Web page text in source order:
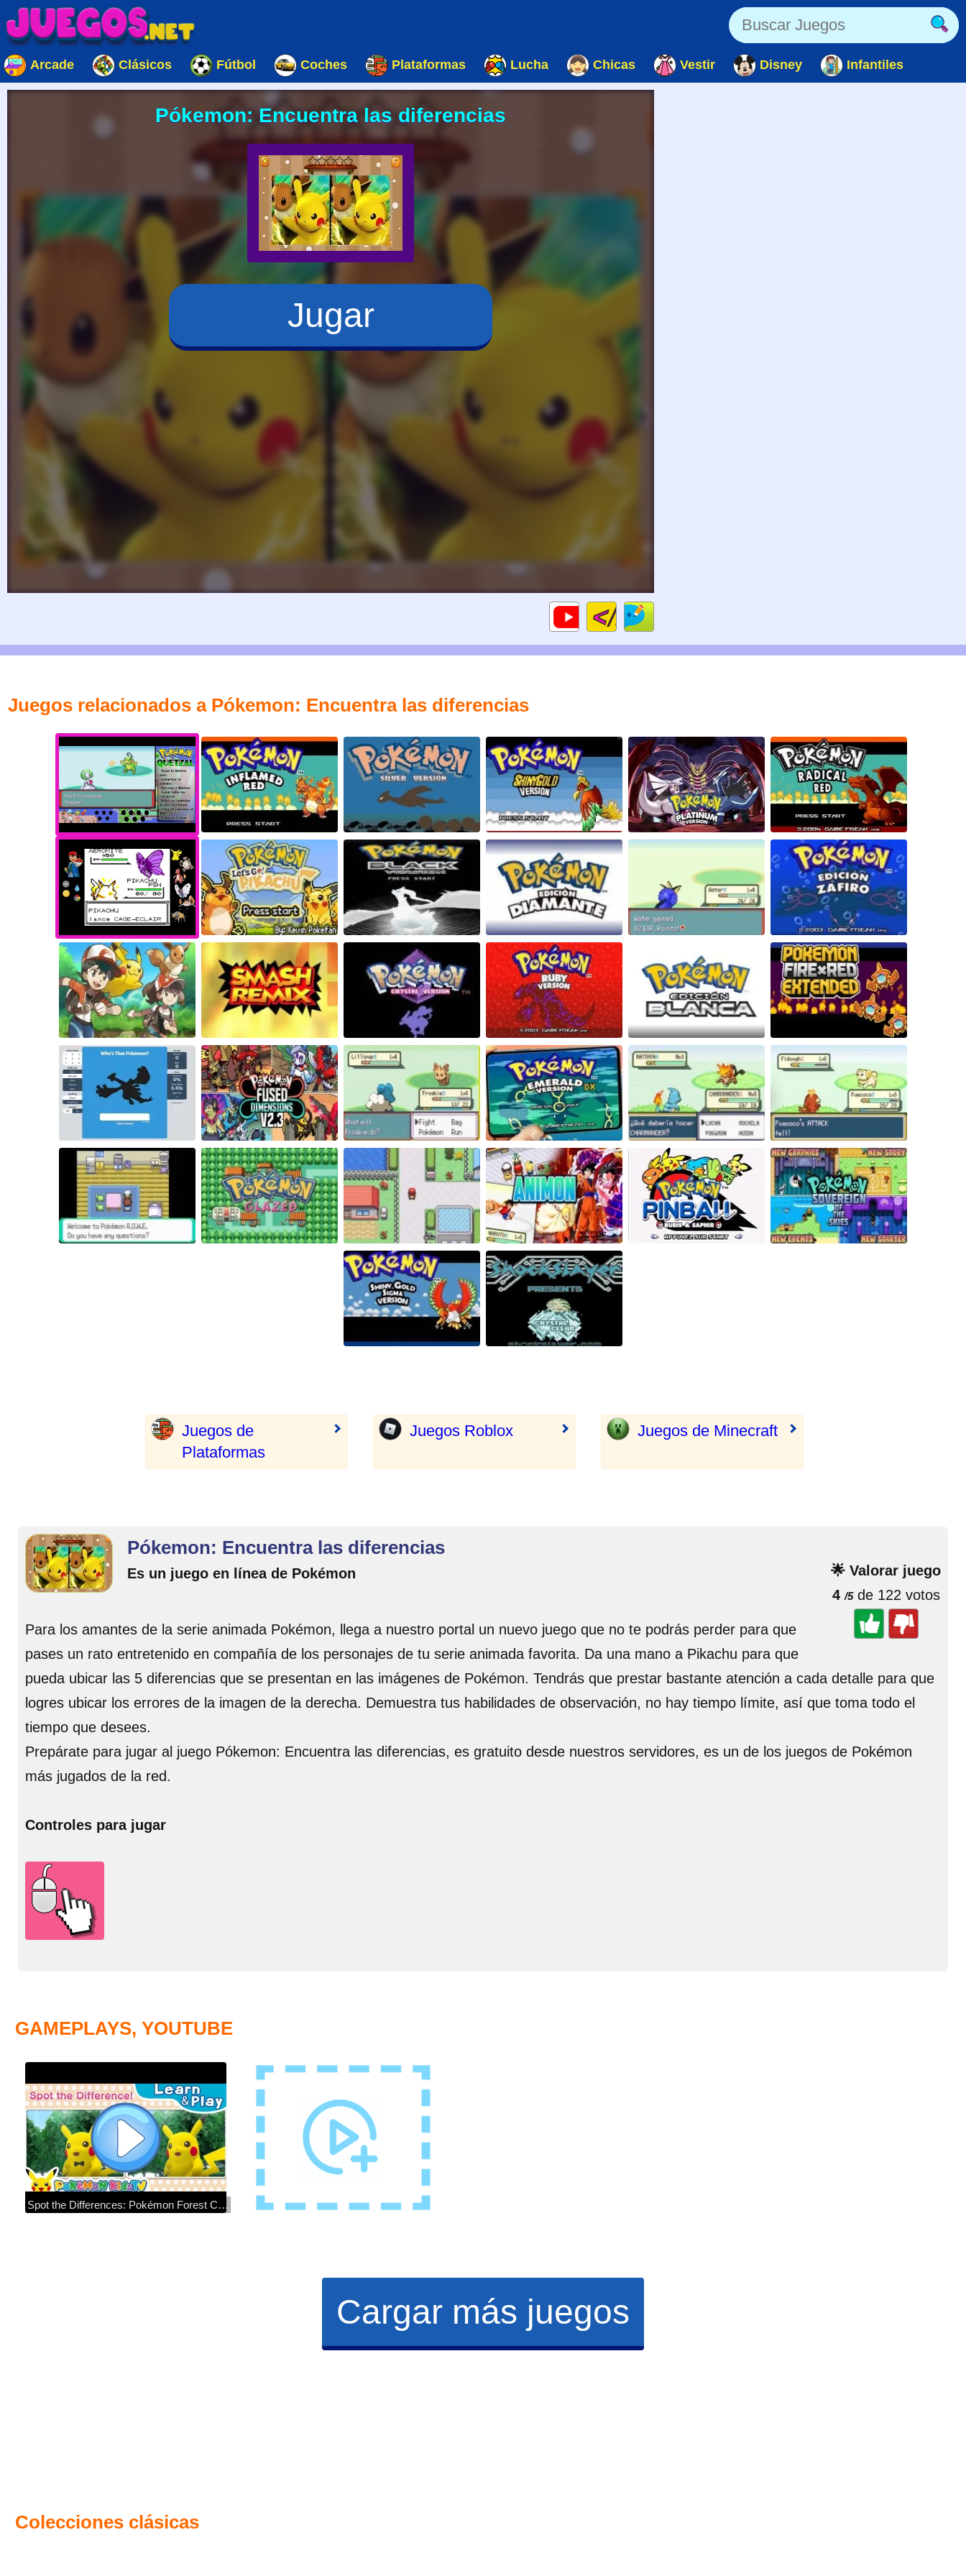
Arcade Clásicos Fútbol Coches Plataformas Lucha Chicas Vestir Disney Infantiles
Pókemon: Encuentra las diferencias
Jugar
Code
HTML
Gameplay
Juegos relacionados a Pókemon: Encuentra las diferencias
Juegos de
Plataformas
Juegos Roblox Juegos de Minecraft
🌟 Valorar juego
4 /5de 122 votos
Pókemon: Encuentra las diferencias
Es un juego en línea de Pokémon
Para los amantes de la serie animada Pokémon, llega a nuestro portal un nuevo juego que no te podrás perder para que
pases un rato entretenido en compañía de los personajes de tu serie animada favorita. Da una mano a Pikachu para que
pueda ubicar las 5 diferencias que se presentan en las imágenes de Pokémon. Tendrás que prestar bastante atención a cada detalle para que
logres ubicar los errores de la imagen de la derecha. Demuestra tus habilidades de observación, no hay tiempo límite, así que toma todo el
tiempo que desees.
Prepárate para jugar al juego Pókemon: Encuentra las diferencias, es gratuito desde nuestros servidores, es un de los juegos de Pokémon
más jugados de la red.
Controles para jugar
GAMEPLAYS, YOUTUBE
Spot the Differences: Pokémon Forest Concert | Learn & Play with Pokémon | Pokémon Kids TV​
Cargar más juegos
Colecciones clásicas